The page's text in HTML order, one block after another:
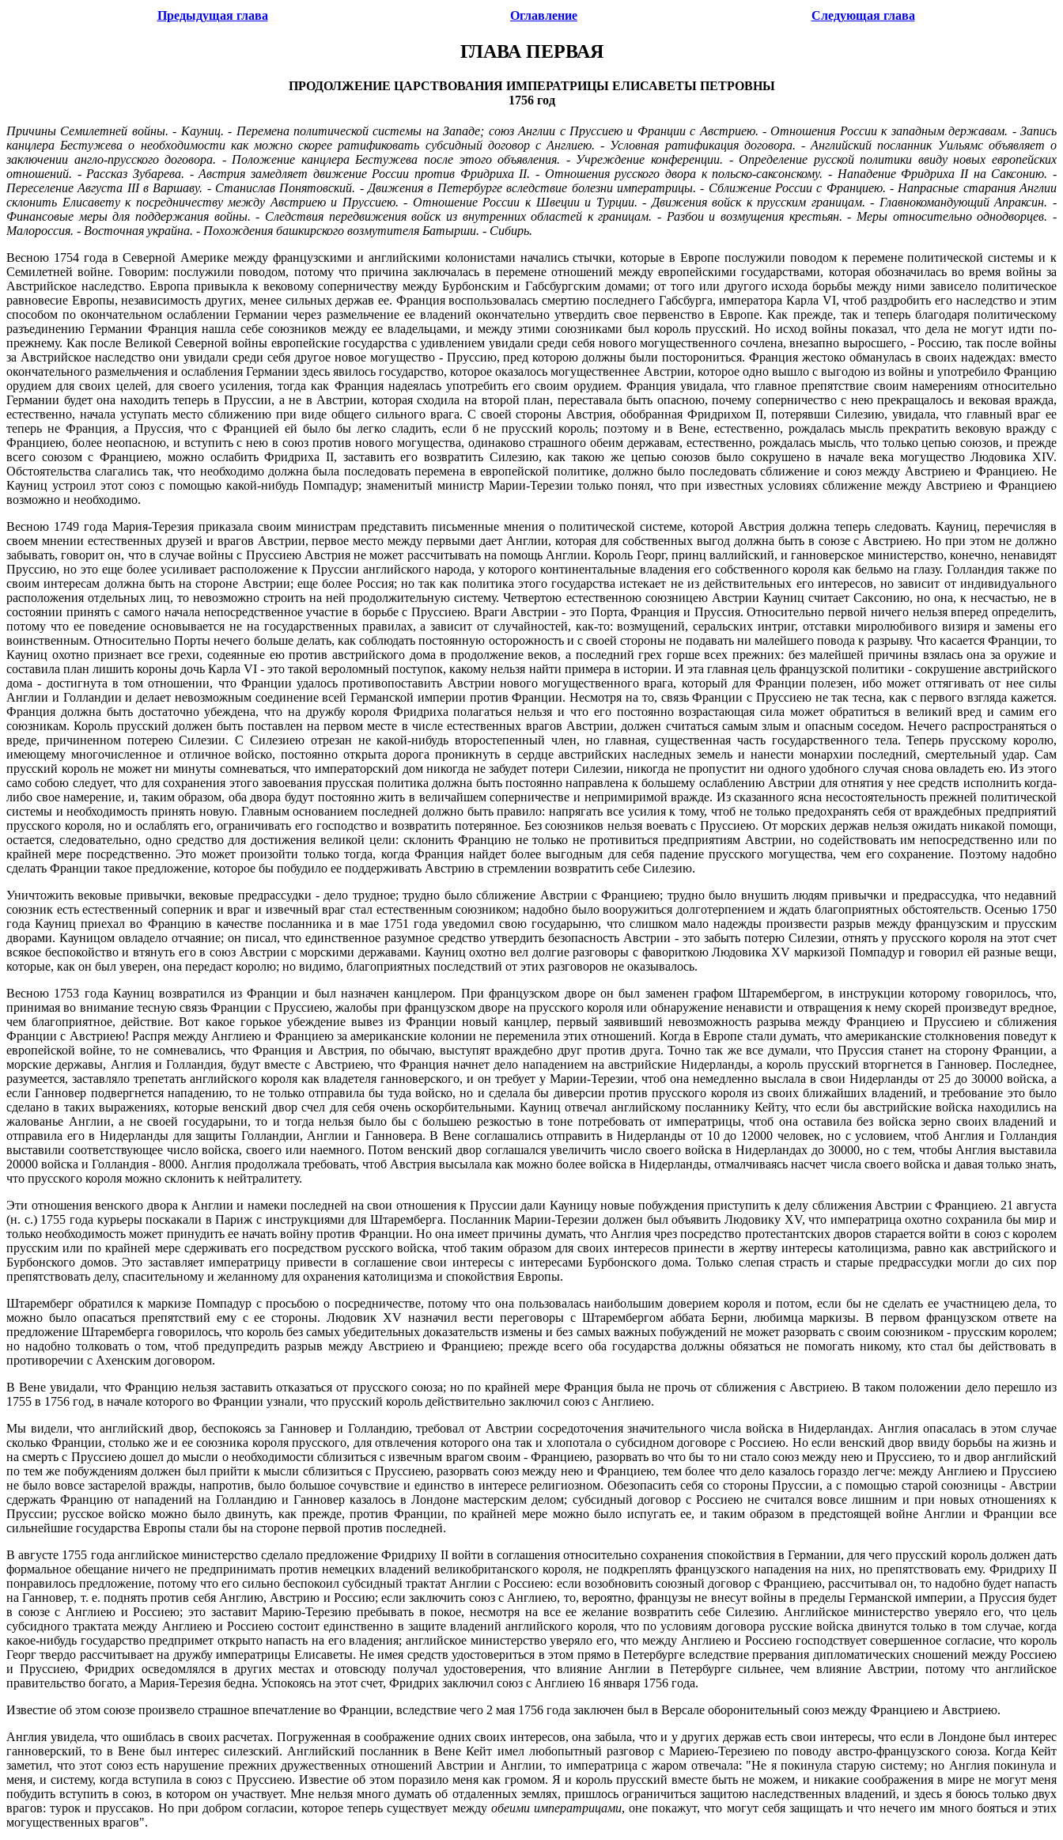
Предыдущая глава Оглавление Следующая глава
ГЛАВА ПЕРВАЯ
ПРОДОЛЖЕНИЕ ЦАРСТВОВАНИЯ ИМПЕРАТРИЦЫ ЕЛИСАВЕТЫ ПЕТРОВНЫ
1756 год
Причины Семилетней войны. - Кауниц. - Перемена политической системы на Западе; союз Англии с Пруссиею и Франции с Австриею. - Отношения России к западным державам. - Запись
канцлера Бестужева о необходимости как можно скорее ратификовать субсидный договор с Англиею. - Условная ратификация договора. - Английский посланник Уильямс объявляет о
заключении англо-прусского договора. - Положение канцлера Бестужева после этого объявления. - Учреждение конференции. - Определение русской политики ввиду новых европейских
отношений. - Рассказ Зубарева. - Австрия замедляет движение России против Фридриха II. - Отношения русского двора к польско-саксонскому. - Нападение Фридриха II на Саксонию. -
Переселение Августа III в Варшаву. - Станислав Понятовский. - Движения в Петербурге вследствие болезни императрицы. - Сближение России с Франциею. - Напрасные старания Англии
склонить Елисавету к посредничеству между Австриею и Пруссиею. - Отношение России к Швеции и Турции. - Движения войск к прусским границам. - Главнокомандующий Апраксин. -
Финансовые меры для поддержания войны. - Следствия передвижения войск из внутренних областей к границам. - Разбои и возмущения крестьян. - Меры относительно однодворцев. -
Малороссия. - Восточная украйна. - Похождения башкирского возмутителя Батырши. - Сибирь.
Весною 1754 года в Северной Америке между французскими и английскими колонистами начались стычки, которые в Европе послужили поводом к перемене политической системы и к
Семилетней войне. Говорим: послужили поводом, потому что причина заключалась в перемене отношений между европейскими государствами, которая обозначилась во время войны за
Австрийское наследство. Европа привыкла к вековому соперничеству между Бурбонским и Габсбургским домами; от того или другого исхода борьбы между ними зависело политическое
равновесие Европы, независимость других, менее сильных держав ее. Франция воспользовалась смертию последнего Габсбурга, императора Карла VI, чтоб раздробить его наследство и этим
способом по окончательном ослаблении Германии через размельчение ее владений окончательно утвердить свое первенство в Европе. Как прежде, так и теперь благодаря политическому
разъединению Германии Франция нашла себе союзников между ее владельцами, и между этими союзниками был король прусский. Но исход войны показал, что дела не могут идти по-
прежнему. Как после Великой Северной войны европейские государства с удивлением увидали среди себя нового могущественного сочлена, внезапно выросшего, - Россию, так после войны
за Австрийское наследство они увидали среди себя другое новое могущество - Пруссию, пред которою должны были посторониться. Франция жестоко обманулась в своих надеждах: вместо
окончательного размельчения и ослабления Германии здесь явилось государство, которое оказалось могущественнее Австрии, которое одно вышло с выгодою из войны и употребило Францию
орудием для своих целей, для своего усиления, тогда как Франция надеялась употребить его своим орудием. Франция увидала, что главное препятствие своим намерениям относительно
Германии будет она находить теперь в Пруссии, а не в Австрии, которая сходила на второй план, переставала быть опасною, почему соперничество с нею прекращалось и вековая вражда,
естественно, начала уступать место сближению при виде общего сильного врага. С своей стороны Австрия, обобранная Фридрихом II, потерявши Силезию, увидала, что главный враг ее
теперь не Франция, а Пруссия, что с Францией ей было бы легко сладить, если б не прусский король; поэтому и в Вене, естественно, рождалась мысль прекратить вековую вражду с
Франциею, более неопасною, и вступить с нею в союз против нового могущества, одинаково страшного обеим державам, естественно, рождалась мысль, что только цепью союзов, и прежде
всего союзом с Франциею, можно ослабить Фридриха II, заставить его возвратить Силезию, как такою же цепью союзов было сокрушено в начале века могущество Людовика XIV.
Обстоятельства слагались так, что необходимо должна была последовать перемена в европейской политике, должно было последовать сближение и союз между Австриею и Франциею. Не
Кауниц устроил этот союз с помощью какой-нибудь Помпадур; знаменитый министр Марии-Терезии только понял, что при известных условиях сближение между Австриею и Франциею
возможно и необходимо.
Весною 1749 года Мария-Терезия приказала своим министрам представить письменные мнения о политической системе, которой Австрия должна теперь следовать. Кауниц, перечисляя в
своем мнении естественных друзей и врагов Австрии, первое место между первыми дает Англии, которая для собственных выгод должна быть в союзе с Австриею. Но при этом не должно
забывать, говорит он, что в случае войны с Пруссиею Австрия не может рассчитывать на помощь Англии. Король Георг, принц валлийский, и ганноверское министерство, конечно, ненавидят
Пруссию, но это еще более усиливает расположение к Пруссии английского народа, у которого континентальные владения его собственного короля как бельмо на глазу. Голландия также по
своим интересам должна быть на стороне Австрии; еще более Россия; но так как политика этого государства истекает не из действительных его интересов, но зависит от индивидуального
расположения отдельных лиц, то невозможно строить на ней продолжительную систему. Четвертою естественною союзницею Австрии Кауниц считает Саксонию, но она, к несчастью, не в
состоянии принять с самого начала непосредственное участие в борьбе с Пруссиею. Враги Австрии - это Порта, Франция и Пруссия. Относительно первой ничего нельзя вперед определить,
потому что ее поведение основывается не на государственных правилах, а зависит от случайностей, как-то: возмущений, серальских интриг, отставки миролюбивого визиря и замены его
воинственным. Относительно Порты нечего больше делать, как соблюдать постоянную осторожность и с своей стороны не подавать ни малейшего повода к разрыву. Что касается Франции, то
Кауниц охотно признает все грехи, содеянные ею против австрийского дома в продолжение веков, а последний грех горше всех прежних: без малейшей причины взялась она за оружие и
составила план лишить короны дочь Карла VI - это такой вероломный поступок, какому нельзя найти примера в истории. И эта главная цель французской политики - сокрушение австрийского
дома - достигнута в том отношении, что Франции удалось противопоставить Австрии нового могущественного врага, который для Франции полезен, ибо может оттягивать от нее силы
Англии и Голландии и делает невозможным соединение всей Германской империи против Франции. Несмотря на то, связь Франции с Пруссиею не так тесна, как с первого взгляда кажется.
Франция должна быть достаточно убеждена, что на дружбу короля Фридриха полагаться нельзя и что его постоянно возрастающая сила может обратиться в великий вред и самим его
союзникам. Король прусский должен быть поставлен на первом месте в числе естественных врагов Австрии, должен считаться самым злым и опасным соседом. Нечего распространяться о
вреде, причиненном потерею Силезии. С Силезиею отрезан не какой-нибудь второстепенный член, но главная, существенная часть государственного тела. Теперь прусскому королю,
имеющему многочисленное и отличное войско, постоянно открыта дорога проникнуть в сердце австрийских наследных земель и нанести монархии последний, смертельный удар. Сам
прусский король не может ни минуты сомневаться, что императорский дом никогда не забудет потери Силезии, никогда не пропустит ни одного удобного случая снова овладеть ею. Из этого
само собою следует, что для сохранения этого завоевания прусская политика должна быть постоянно направлена к большему ослаблению Австрии для отнятия у нее средств исполнить когда-
либо свое намерение, и, таким образом, оба двора будут постоянно жить в величайшем соперничестве и непримиримой вражде. Из сказанного ясна несостоятельность прежней политической
системы и необходимость принять новую. Главным основанием последней должно быть правило: напрягать все усилия к тому, чтоб не только предохранять себя от враждебных предприятий
прусского короля, но и ослаблять его, ограничивать его господство и возвратить потерянное. Без союзников нельзя воевать с Пруссиею. От морских держав нельзя ожидать никакой помощи,
остается, следовательно, одно средство для достижения великой цели: склонить Францию не только не противиться предприятиям Австрии, но содействовать им непосредственно или по
крайней мере посредственно. Это может произойти только тогда, когда Франция найдет более выгодным для себя падение прусского могущества, чем его сохранение. Поэтому надобно
сделать Франции такое предложение, которое бы побудило ее поддерживать Австрию в стремлении возвратить себе Силезию.
Уничтожить вековые привычки, вековые предрассудки - дело трудное; трудно было сближение Австрии с Франциею; трудно было внушить людям привычки и предрассудка, что недавний
союзник есть естественный соперник и враг и извечный враг стал естественным союзником; надобно было вооружиться долготерпением и ждать благоприятных обстоятельств. Осенью 1750
года Кауниц приехал во Францию в качестве посланника и в мае 1751 года уведомил свою государыню, что слишком мало надежды произвести разрыв между французским и прусским
дворами. Кауницом овладело отчаяние; он писал, что единственное разумное средство утвердить безопасность Австрии - это забыть потерю Силезии, отнять у прусского короля на этот счет
всякое беспокойство и втянуть его в союз Австрии с морскими державами. Кауниц охотно вел долгие разговоры с фавориткою Людовика XV маркизой Помпадур и говорил ей разные вещи,
которые, как он был уверен, она передаст королю; но видимо, благоприятных последствий от этих разговоров не оказывалось.
Весною 1753 года Кауниц возвратился из Франции и был назначен канцлером. При французском дворе он был заменен графом Штарембергом, в инструкции которому говорилось, что,
принимая во внимание тесную связь Франции с Пруссиею, жалобы при французском дворе на прусского короля или обнаружение ненависти и отвращения к нему скорей произведут вредное,
чем благоприятное, действие. Вот какое горькое убеждение вывез из Франции новый канцлер, первый заявивший невозможность разрыва между Франциею и Пруссиею и сближения
Франции с Австриею! Распря между Англиею и Франциею за американские колонии не переменила этих отношений. Когда в Европе стали думать, что американские столкновения поведут к
европейской войне, то не сомневались, что Франция и Австрия, по обычаю, выступят враждебно друг против друга. Точно так же все думали, что Пруссия станет на сторону Франции, а
морские державы, Англия и Голландия, будут вместе с Австриею, что Франция начнет дело нападением на австрийские Нидерланды, а король прусский вторгнется в Ганновер. Последнее,
разумеется, заставляло трепетать английского короля как владетеля ганноверского, и он требует у Марии-Терезии, чтоб она немедленно выслала в свои Нидерланды от 25 до 30000 войска, а
если Ганновер подвергнется нападению, то не только отправила бы туда войско, но и сделала бы диверсии против прусского короля из своих ближайших владений, и требование это было
сделано в таких выражениях, которые венский двор счел для себя очень оскорбительными. Кауниц отвечал английскому посланнику Кейту, что если бы австрийские войска находились на
жалованье Англии, а не своей государыни, то и тогда нельзя было бы с большею резкостью в тоне потребовать от императрицы, чтоб она оставила без войска зерно своих владений и
отправила его в Нидерланды для защиты Голландии, Англии и Ганновера. В Вене соглашались отправить в Нидерланды от 10 до 12000 человек, но с условием, чтоб Англия и Голландия
выставили соответствующее число войска, своего или наемного. Потом венский двор соглашался увеличить число своего войска в Нидерландах до 30000, но с тем, чтобы Англия выставила
20000 войска и Голландия - 8000. Англия продолжала требовать, чтоб Австрия высылала как можно более войска в Нидерланды, отмалчиваясь насчет числа своего войска и давая только знать,
что прусского короля можно склонить к нейтралитету.
Эти отношения венского двора к Англии и намеки последней на свои отношения к Пруссии дали Кауницу новые побуждения приступить к делу сближения Австрии с Франциею. 21 августа
(н. с.) 1755 года курьеры поскакали в Париж с инструкциями для Штаремберга. Посланник Марии-Терезии должен был объявить Людовику XV, что императрица охотно сохранила бы мир и
только необходимость может принудить ее начать войну против Франции. Но она имеет причины думать, что Англия чрез посредство протестантских дворов старается войти в союз с королем
прусским или по крайней мере сдерживать его посредством русского войска, чтоб таким образом для своих интересов принести в жертву интересы католицизма, равно как австрийского и
Бурбонского домов. Это заставляет императрицу привести в соглашение свои интересы с интересами Бурбонского дома. Только слепая страсть и старые предрассудки могли до сих пор
препятствовать делу, спасительному и желанному для охранения католицизма и спокойствия Европы.
Штаремберг обратился к маркизе Помпадур с просьбою о посредничестве, потому что она пользовалась наибольшим доверием короля и потом, если бы не сделать ее участницею дела, то
можно было опасаться препятствий ему с ее стороны. Людовик XV назначил вести переговоры с Штарембергом аббата Берни, любимца маркизы. В первом французском ответе на
предложение Штаремберга говорилось, что король без самых убедительных доказательств измены и без самых важных побуждений не может разорвать с своим союзником - прусским королем;
но надобно толковать о том, чтоб предупредить разрыв между Австриею и Франциею; прежде всего оба государства должны обязаться не помогать никому, кто стал бы действовать в
противоречии с Ахенским договором.
В Вене увидали, что Францию нельзя заставить отказаться от прусского союза; но по крайней мере Франция была не прочь от сближения с Австриею. В таком положении дело перешло из
1755 в 1756 год, в начале которого во Франции узнали, что прусский король действительно заключил союз с Англиею.
Мы видели, что английский двор, беспокоясь за Ганновер и Голландию, требовал от Австрии сосредоточения значительного числа войска в Нидерландах. Англия опасалась в этом случае
сколько Франции, столько же и ее союзника короля прусского, для отвлечения которого она так и хлопотала о субсидном договоре с Россиею. Но если венский двор ввиду борьбы на жизнь и
на смерть с Пруссиею дошел до мысли о необходимости сблизиться с извечным врагом своим - Франциею, разорвать во что бы то ни стало союз между нею и Пруссиею, то и двор английский
по тем же побуждениям должен был прийти к мысли сблизиться с Пруссиею, разорвать союз между нею и Франциею, тем более что дело казалось гораздо легче: между Англиею и Пруссиею
не было вовсе застарелой вражды, напротив, было большое сочувствие и единство в интересе религиозном. Обезопасить себя со стороны Пруссии, а с помощью старой союзницы - Австрии
сдержать Францию от нападений на Голландию и Ганновер казалось в Лондоне мастерским делом; субсидный договор с Россиею не считался вовсе лишним и при новых отношениях к
Пруссии; русское войско можно было двинуть, как прежде, против Франции, по крайней мере можно было испугать ее, и таким образом в предстоящей войне Англии и Франции все
сильнейшие государства Европы стали бы на стороне первой против последней.
В августе 1755 года английское министерство сделало предложение Фридриху II войти в соглашения относительно сохранения спокойствия в Германии, для чего прусский король должен дать
формальное обещание ничего не предпринимать против немецких владений великобританского короля, не подкреплять французского нападения на них, но препятствовать ему. Фридриху II
понравилось предложение, потому что его сильно беспокоил субсидный трактат Англии с Россиею: если возобновить союзный договор с Франциею, рассчитывал он, то надобно будет напасть
на Ганновер, т. е. поднять против себя Англию, Австрию и Россию; если заключить союз с Англиею, то, вероятно, французы не внесут войны в пределы Германской империи, а Пруссия будет
в союзе с Англиею и Россиею; это заставит Марию-Терезию пребывать в покое, несмотря на все ее желание возвратить себе Силезию. Английское министерство уверяло его, что цель
субсидного трактата между Англиею и Россиею состоит единственно в защите владений английского короля, что по условиям договора русские войска двинутся только в том случае, когда
какое-нибудь государство предпримет открыто напасть на его владения; английское министерство уверяло его, что между Англиею и Россиею господствует совершенное согласие, что король
Георг твердо рассчитывает на дружбу императрицы Елисаветы. Не имея средств удостовериться в этом прямо в Петербурге вследствие прервания дипломатических сношений между Россиею
и Пруссиею, Фридрих осведомлялся в других местах и отовсюду получал удостоверения, что влияние Англии в Петербурге сильнее, чем влияние Австрии, потому что английское
правительство богато, а Мария-Терезия бедна. Успокоясь на этот счет, Фридрих заключил союз с Англиею 16 января 1756 года.
Известие об этом союзе произвело страшное впечатление во Франции, вследствие чего 2 мая 1756 года заключен был в Версале оборонительный союз между Франциею и Австриею.
Англия увидела, что ошиблась в своих расчетах. Погруженная в соображение одних своих интересов, она забыла, что и у других держав есть свои интересы, что если в Лондоне был интерес
ганноверский, то в Вене был интерес силезский. Английский посланник в Вене Кейт имел любопытный разговор с Мариею-Терезиею по поводу австро-французского союза. Когда Кейт
заметил, что этот союз есть нарушение прежних дружественных отношений Австрии и Англии, то императрица с жаром отвечала: "Не я покинула старую систему; но Англия покинула и
меня, и систему, когда вступила в союз с Пруссиею. Известие об этом поразило меня как громом. Я и король прусский вместе быть не можем, и никакие соображения в мире не могут меня
побудить вступить в союз, в котором он участвует. Мне нельзя много думать об отдаленных землях, пришлось ограничиться защитою наследственных владений, и здесь я боюсь только двух
врагов: турок и пруссаков. Но при добром согласии, которое теперь существует между обеими императрицами, оне покажут, что могут себя защищать и что нечего им много бояться и этих
могущественных врагов".